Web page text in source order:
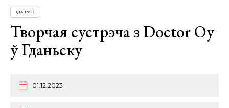
ГДАНЬСК
Творчая сустрэча з Doctor Oy
ў Гданьску
01.12.2023